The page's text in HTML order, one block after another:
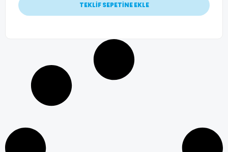
TEKLİF SEPETİNE EKLE